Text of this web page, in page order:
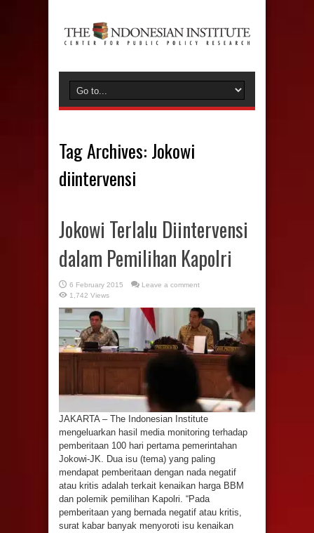
Tag Archives: Jokowi
diintervensi
Jokowi Terlalu Diintervensi
dalam Pemilihan Kapolri
6 February 2015
Leave a comment
1,742 Views
JAKARTA – The Indonesian Institute
mengeluarkan hasil media monitoring terhadap
pemberitaan 100 hari pertama pemerintahan
Jokowi-JK. Dua isu (tema) yang paling
mendapat pemberitaan dengan nada negatif
atau kritis adalah terkait kenaikan harga BBM
dan polemik pemilihan Kapolri. “Pada
pemberitaan yang bernada negatif atau kritis,
surat kabar banyak menyoroti isu kenaikan